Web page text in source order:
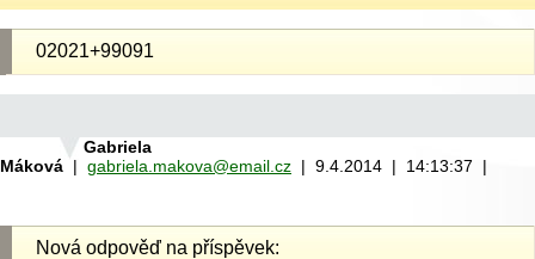
02021+99091
Gabriela
Máková | gabriela.makova@email.cz | 9.4.2014 | 14:13:37 |
Nová odpověď na příspěvek: